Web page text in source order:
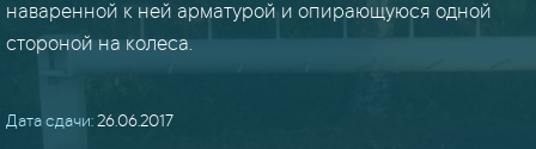
фермы
кровли
наваренной к ней арматурой и опирающуюся одной
стороной на колеса.
Дата сдачи:26.06.2017